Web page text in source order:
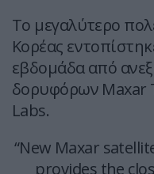
Το μεγαλύτερο
Κορέας
εβδομάδα από
δορυφόρων Maxar
Labs.
“New Maxar
provides the